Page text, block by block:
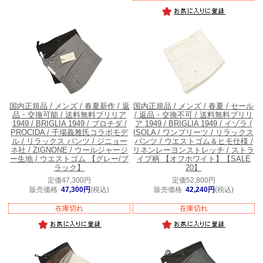
国内正規品 / メンズ / 春夏新作 / 返
品・交換可能 / 送料無料ブリリア
1949 / BRIGLIA 1949 / プロチダ /
PROCIDA / 干場義雅氏コラボモデ
ル / リラックス パンツ / ジニョー
ネ社 / ZIGNONE / ウールジャージ
ー生地 / ウエストゴム 【グレー/ブ
ラック】
定価47,300円
販売価格 47,300円(税込)
在庫切れ
国内正規品 / メンズ / 春夏 / セール
/ 返品・交換不可 / 送料無料ブリリ
ア 1949 / BRIGLIA 1949 / イゾラ /
ISOLA / ワンプリーツ / リラックス
パンツ / ウエストゴム＆ヒモ仕様 /
リネンレーヨンストレッチ / ストラ
イプ柄 【オフホワイト】【SALE
20】
定価52,800円
販売価格 42,240円(税込)
在庫切れ